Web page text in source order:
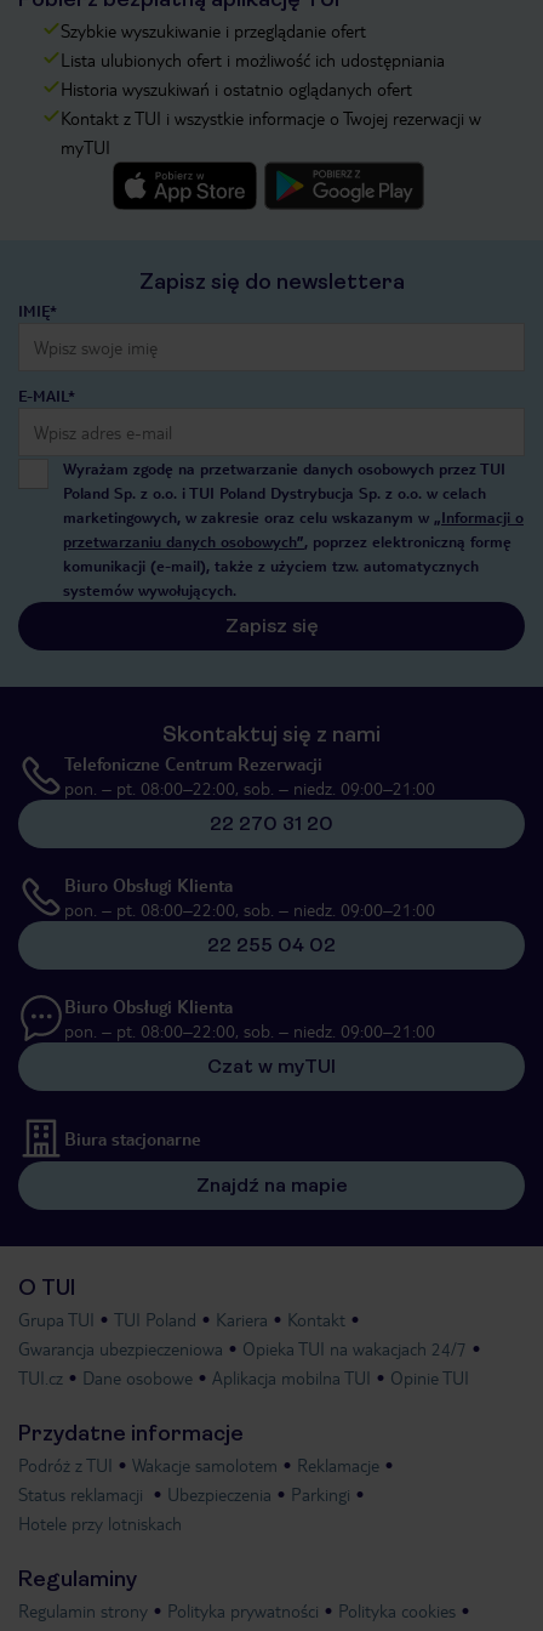
Szybkie wyszukiwanie i przeglądanie ofert
Lista ulubionych ofert i możliwość ich udostępniania
Historia wyszukiwań i ostatnio oglądanych ofert
Kontakt z TUI i wszystkie informacje o Twojej rezerwacji w
myTUI
Zapisz się do newslettera
IMIĘ*
E-MAIL*
Wyrażam zgodę na przetwarzanie danych osobowych przez TUI
Poland Sp. z o.o. i TUI Poland Dystrybucja Sp. z o.o. w celach
marketingowych, w zakresie oraz celu wskazanym w „Informacji o
przetwarzaniu danych osobowych”, poprzez elektroniczną formę
komunikacji (e-mail), także z użyciem tzw. automatycznych
systemów wywołujących.
Zapisz się
Skontaktuj się z nami
Telefoniczne Centrum Rezerwacji
pon. – pt. 08:00–22:00, sob. – niedz. 09:00–21:00
22 270 31 20
Biuro Obsługi Klienta
pon. – pt. 08:00–22:00, sob. – niedz. 09:00–21:00
22 255 04 02
Biuro Obsługi Klienta
pon. – pt. 08:00–22:00, sob. – niedz. 09:00–21:00
Czat w myTUI
Biura stacjonarne
Znajdź na mapie
O TUI
Grupa TUI TUI Poland Kariera
Kontakt
Gwarancja ubezpieczeniowa
Opieka TUI na wakacjach 24/7
TUI.cz
Dane osobowe Aplikacja mobilna TUI Opinie TUI
Przydatne informacje
Podróż z TUI Wakacje samolotem
Reklamacje
Status reklamacji
Ubezpieczenia
Parkingi
Hotele przy lotniskach
Regulaminy
Regulamin strony Polityka prywatności
Polityka cookies